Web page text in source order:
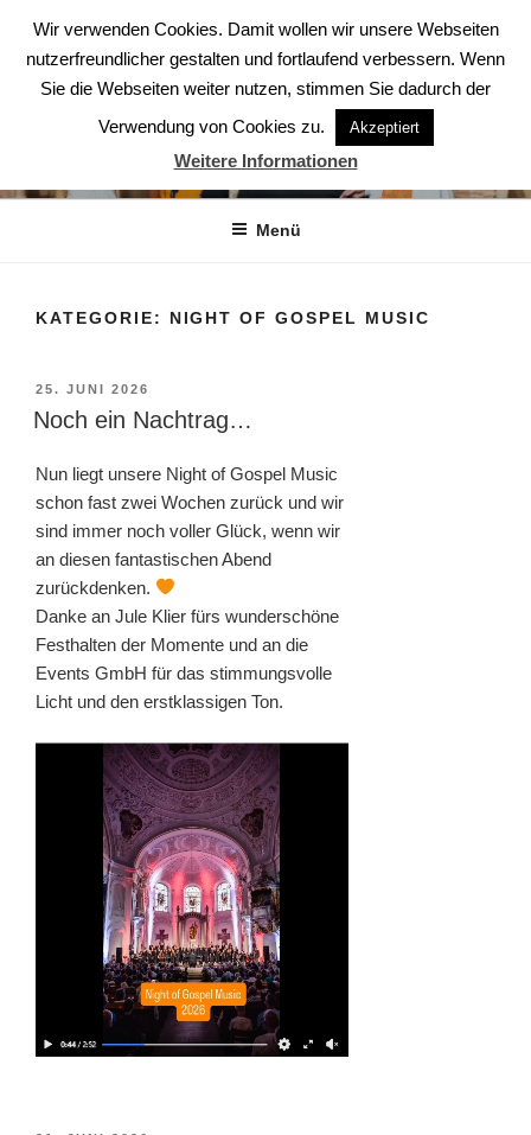
Inhalt
springen
ABENDSTERNE – DER CHOR
Der Chor aus Ludwigsburg
Menü
KATEGORIE: NIGHT OF GOSPEL MUSIC
VERÖFFENTLICHT
AM
25. JUNI 2026
Noch ein Nachtrag…
Nun liegt unsere Night of Gospel Music
schon fast zwei Wochen zurück und wir
sind immer noch voller Glück, wenn wir
an diesen fantastischen Abend
zurückdenken.
Danke an Jule Klier fürs wunderschöne
Festhalten der Momente und an die
Events GmbH für das stimmungsvolle
Licht und den erstklassigen Ton.
Wir verwenden Cookies. Damit wollen wir unsere Webseiten
nutzerfreundlicher gestalten und fortlaufend verbessern. Wenn
Sie die Webseiten weiter nutzen, stimmen Sie dadurch der
Verwendung von Cookies zu.
Akzeptiert
Weitere Informationen